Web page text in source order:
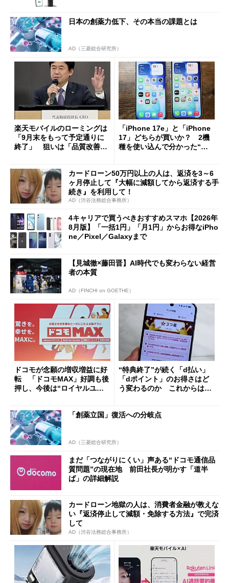
日本の創薬力低下、その本当の課題とは
AD（三菱総合研究所）
楽天モバイルのローミングは
「9月末をもって予定通りに
終了」 狙いは「品質改善」
も
「iPhone 17e」と「iPhone
17」どちらが買いか？ 2機
種を使い込んで分かった“ス
カードローン50万円以上の人は、返済を3～6
ヶ月停止して『大幅に減額してから返済する手
続き』を利用して！
AD（渋谷法務総合事務所）
4キャリアで買うべきおすすめスマホ【2026年
8月版】「一括1円」「月1円」からお得なiPho
ne／Pixel／Galaxyまで
【見城徹×藤田晋】AI時代でも変わらない経営
者の本質
AD（FINCHI on GOETHE）
ドコモが念願の増収増益に好
転 「ドコモMAX」好調も後
押し、今後は“ロイヤルユー
“特典終了”が続く「d払い」
「dポイント」のお得さはど
う変わるのか これからは
「創薬立国」復活への分岐点
AD（三菱総合研究所）
まだ「つながりにくい」声ある“ドコモ通信品
質問題”の現在地 前田社長が明かす「道半
ば」の詳細解説
カードローン地獄の人は、消費者金融が教えな
い『返済停止して減額・免除する方法』で完済
して
AD（渋谷法務総合事務所）